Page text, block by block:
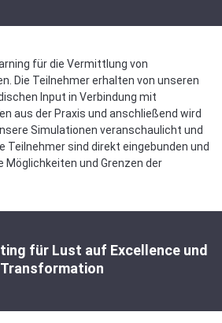
für die Vermittlung von
Die Teilnehmer erhalten von unseren
Input in Verbindung mit
aus der Praxis und anschließend wird
Simulationen veranschaulicht und
Teilnehmer sind direkt eingebunden und
und Grenzen der
für Lust auf Excellence und
Transformation